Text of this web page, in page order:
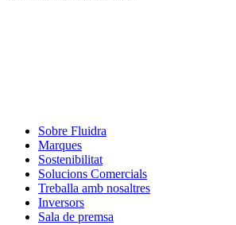
Sobre Fluidra
Marques
Sostenibilitat
Solucions Comercials
Treballa amb nosaltres
Inversors
Sala de premsa